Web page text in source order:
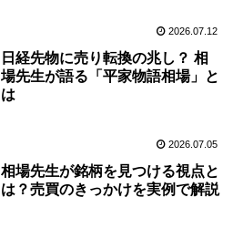
2026.07.12
日経先物に売り転換の兆し？ 相
場先生が語る「平家物語相場」と
は
2026.07.05
相場先生が銘柄を見つける視点と
は？売買のきっかけを実例で解説